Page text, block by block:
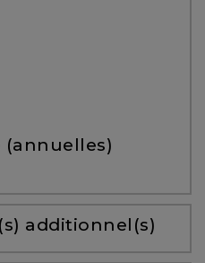
(annuelles)
additionnel(s)